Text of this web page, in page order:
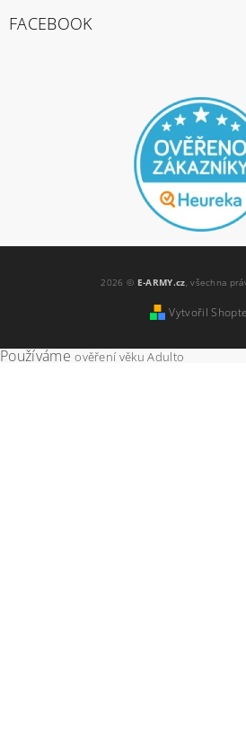
FACEBOOK
2026 © E-ARMY.cz , všechna
Vytvořil
Používámeověření věku Adulto